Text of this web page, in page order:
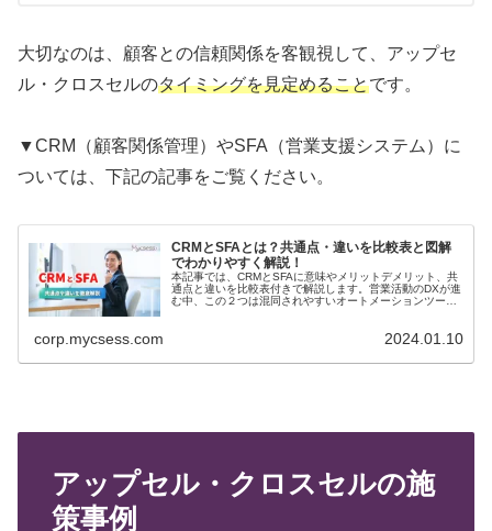
大切なのは、顧客との信頼関係を客観視して、アップセ
ル・クロスセルのタイミングを見定めることです。
▼CRM（顧客関係管理）やSFA（営業支援システム）に
ついては、下記の記事をご覧ください。
CRMとSFAとは？共通点・違いを比較表と図解
でわかりやすく解説！
本記事では、CRMとSFAに意味やメリットデメリット、共
通点と違いを比較表付きで解説します。営業活動のDXが進
む中、この２つは混同されやすいオートメーションツール
corp.mycsess.com 2024.01.10
アップセル・クロスセルの施
策事例